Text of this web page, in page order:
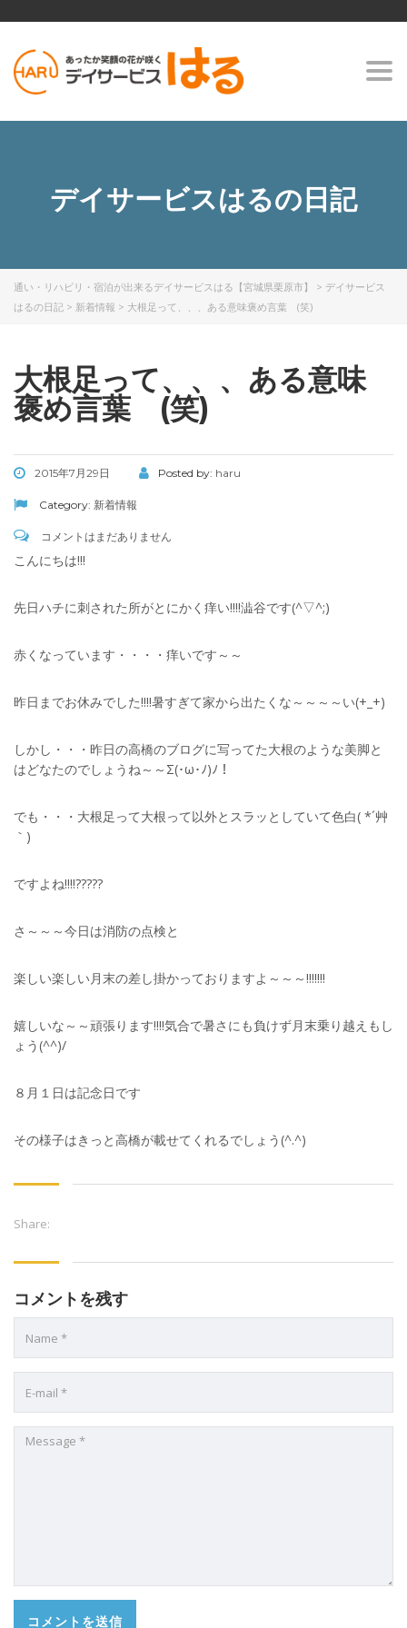
デイサービスはるの日記
通い・リハビリ・宿泊が出来るデイサービスはる【宮城県栗原市】 > デイサービス
はるの日記 > 新着情報 > 大根足って、、、ある意味褒め言葉 (笑)
大根足って、、、ある意味
褒め言葉 (笑)
2015年7月29日 Posted by: haru
Category: 新着情報
コメントはまだありません
こんにちは!!!
先日ハチに刺された所がとにかく痒い!!!!澁谷です(^▽^;)
赤くなっています・・・・痒いです～～
昨日までお休みでした!!!!暑すぎて家から出たくな～～～～い(+_+)
しかし・・・昨日の高橋のブログに写ってた大根のような美脚と
はどなたのでしょうね～～Σ(･ω･ﾉ)ﾉ！
でも・・・大根足って大根って以外とスラッとしていて色白( *´艸
｀)
ですよね!!!!?????
さ～～～今日は消防の点検と
楽しい楽しい月末の差し掛かっておりますよ～～～!!!!!!!
嬉しいな～～頑張ります!!!!気合で暑さにも負けず月末乗り越えもし
ょう(^^)/
８月１日は記念日です
その様子はきっと高橋が載せてくれるでしょう(^.^)
Share:
コメントを残す